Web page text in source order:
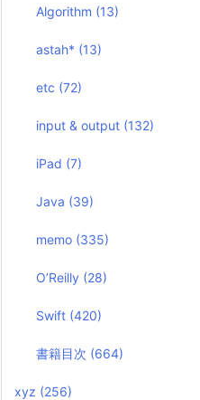
Algorithm (13)
astah* (13)
etc (72)
input & output (132)
iPad (7)
Java (39)
memo (335)
O’Reilly (28)
Swift (420)
書籍目次 (664)
xyz (256)